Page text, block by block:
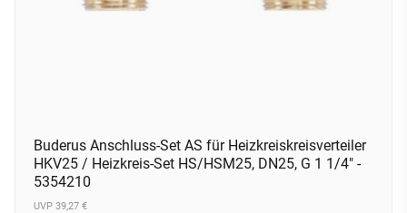
Buderus Anschluss-Set AS für Heizkreiskreisverteiler
HKV25 / Heizkreis-Set HS/HSM25, DN25, G 1 1/4" -
5354210
UVP 39,27 €